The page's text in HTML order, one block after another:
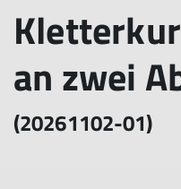
an zwei
(20261102-01)